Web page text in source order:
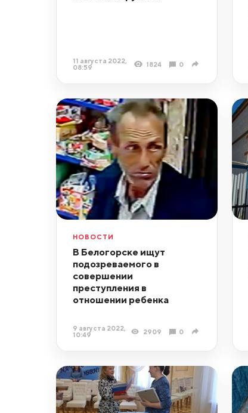
11 августа 2022,
08:59
1824 0
НОВОСТИ
В Белогорске ищут
подозреваемого в
совершении
преступления в
отношении ребенка
9 августа 2022,
10:49
2909 0